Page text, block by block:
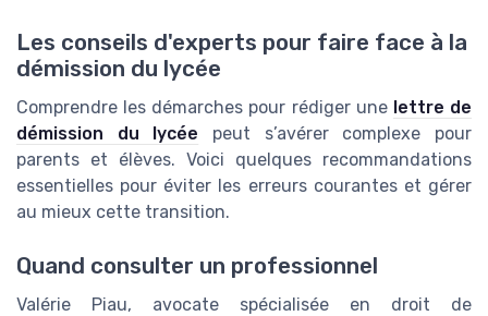
Les conseils d'experts pour faire face à la
démission du lycée
Comprendre les démarches pour rédiger une lettre de
démission du lycée peut s’avérer complexe pour
parents et élèves. Voici quelques recommandations
essentielles pour éviter les erreurs courantes et gérer
au mieux cette transition.
Quand consulter un professionnel
Valérie Piau, avocate spécialisée en droit de